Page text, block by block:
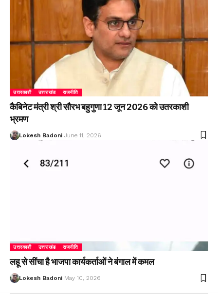
उत्तरकाशी उत्तराखंड राजनीति
कैबिनेट मंत्री श्री सौरभ बहुगुणा 12 जून 2026 को उतरकाशी
भ्रमण
Lokesh Badoni June 11, 2026
उत्तरकाशी उत्तराखंड राजनीति
लहू से सींचा है भाजपा कार्यकर्ताओं ने बंगाल में कमल
Lokesh Badoni May 10, 2026